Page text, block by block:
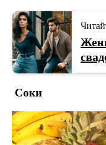
Соки